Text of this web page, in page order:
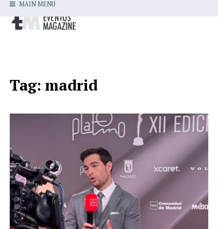
MAIN MENU
Tag: madrid